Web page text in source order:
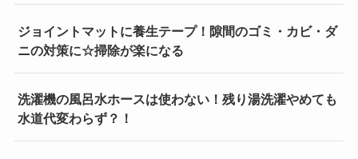
ジョイントマットに養生テープ！隙間のゴミ・カビ・ダ
ニの対策に☆掃除が楽になる
洗濯機の風呂水ホースは使わない！残り湯洗濯やめても
水道代変わらず？！